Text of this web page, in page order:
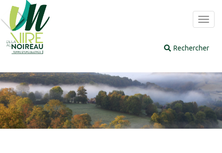
Panneau de gestion des cookies